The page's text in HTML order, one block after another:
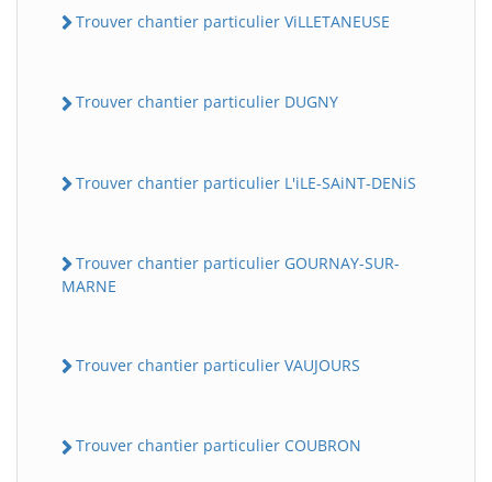
Trouver chantier particulier ViLLETANEUSE
Trouver chantier particulier DUGNY
Trouver chantier particulier L'iLE-SAiNT-DENiS
Trouver chantier particulier GOURNAY-SUR-
MARNE
Trouver chantier particulier VAUJOURS
Trouver chantier particulier COUBRON